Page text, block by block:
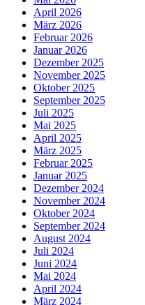
April 2026
März 2026
Februar 2026
Januar 2026
Dezember 2025
November 2025
Oktober 2025
September 2025
Juli 2025
Mai 2025
April 2025
März 2025
Februar 2025
Januar 2025
Dezember 2024
November 2024
Oktober 2024
September 2024
August 2024
Juli 2024
Juni 2024
Mai 2024
April 2024
März 2024